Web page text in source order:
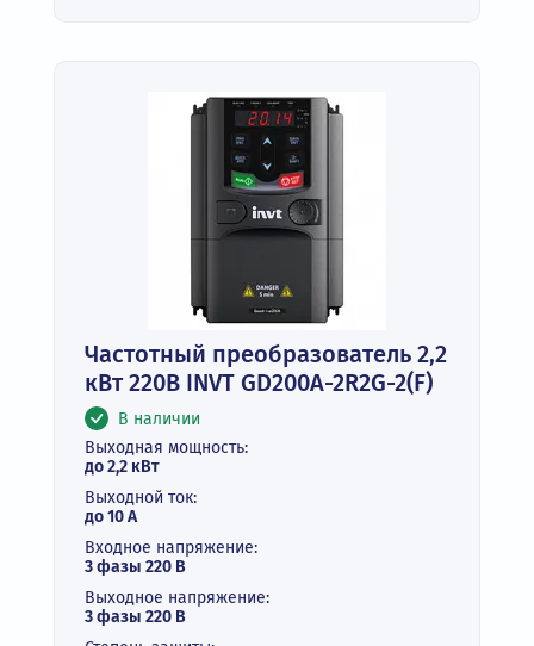
Частотный преобразователь 2,2
кВт 220В INVT GD200A-2R2G-2(F)
В наличии
Выходная мощность:
до 2,2 кВт
Выходной ток:
до 10 А
Входное напряжение:
3 фазы 220 В
Выходное напряжение:
3 фазы 220 В